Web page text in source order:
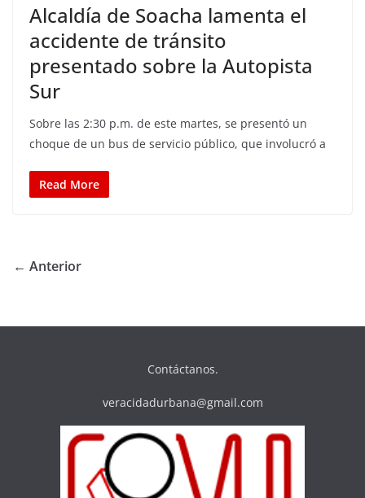
Alcaldía de Soacha lamenta el
accidente de tránsito
presentado sobre la Autopista
Sur
Sobre las 2:30 p.m. de este martes, se presentó un
choque de un bus de servicio público, que involucró a
Read More
← Anterior
Contáctanos.
veracidadurbana@gmail.com